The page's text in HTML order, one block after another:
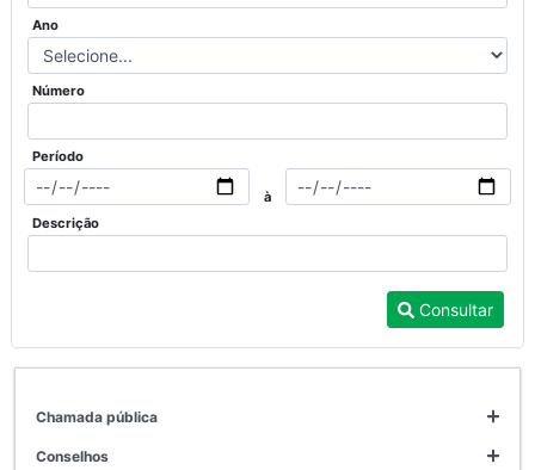
Ano
Número
Período
à
Descrição
Consultar
chamada pública
conselhos